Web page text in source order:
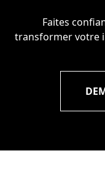
Faites
transformer votre